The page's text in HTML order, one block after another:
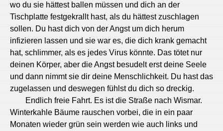
wo du sie hättest ballen müssen und dich an der
Tischplatte festgekrallt hast, als du hättest zuschlagen
sollen. Du hast dich von der Angst um dich herum
infizieren lassen und sie war es, die dich krank gemacht
hat, schlimmer, als es jedes Virus könnte. Das tötet nur
deinen Körper, aber die Angst besudelt erst deine Seele
und dann nimmt sie dir deine Menschlichkeit. Du hast das
zugelassen und deswegen fühlst du dich so dreckig.
Endlich freie Fahrt. Es ist die Straße nach Wismar.
Winterkahle Bäume rauschen vorbei, die in ein paar
Monaten wieder grün sein werden wie auch links und